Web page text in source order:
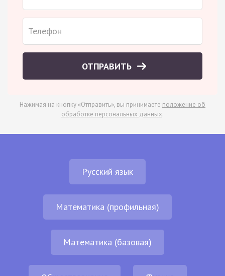
ОТПРАВИТЬ
Нажимая на кнопку «Отправить», вы принимаете положение об
обработке персональных данных.
Русский язык
Математика (профильная)
Математика (базовая)